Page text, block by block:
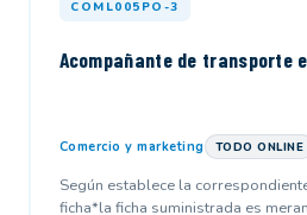
COML005PO-3
Acompañante de transporte
Comercio y marketing TODO ONLINE
Según establece la
ficha*la ficha suministrada es